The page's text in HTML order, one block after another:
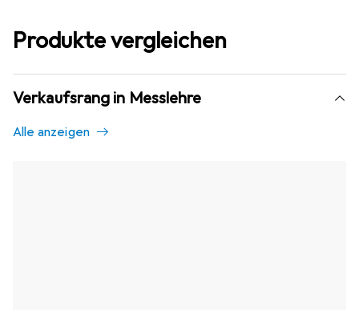
Produkte vergleichen
Verkaufsrang in Messlehre
Alle anzeigen